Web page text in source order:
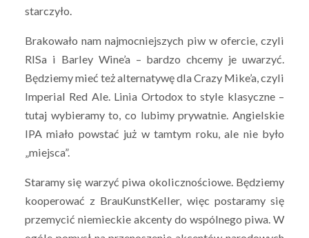
starczyło.
Brakowało nam najmocniejszych piw w ofercie, czyli
RISa i Barley Wine’a – bardzo chcemy je uwarzyć.
Będziemy mieć też alternatywę dla Crazy Mike’a, czyli
Imperial Red Ale. Linia Ortodox to style klasyczne –
tutaj wybieramy to, co lubimy prywatnie. Angielskie
IPA miało powstać już w tamtym roku, ale nie było
„miejsca”.
Staramy się warzyć piwa okolicznościowe. Będziemy
kooperować z BrauKunstKeller, więc postaramy się
przemycić niemieckie akcenty do wspólnego piwa. W